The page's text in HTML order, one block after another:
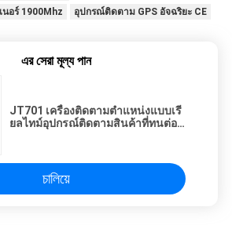
อร์ 1900Mhz
อุปกรณ์ติดตาม GPS อัจฉริยะ CE
এর সেরা মূল্য পান
JT701 เครื่องติดตามตำแหน่งแบบเรี
ยลไทม์อุปกรณ์ติดตามสินค้าที่ทนต่อ
চালিয়ে